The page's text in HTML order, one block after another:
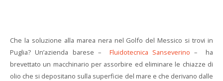
Che la soluzione alla marea nera nel Golfo del Messico si trovi in
Puglia? Un’azienda barese – Fluidotecnica Sanseverino – ha
brevettato un macchinario per assorbire ed eliminare le chiazze di
olio che si depositano sulla superficie del mare e che derivano dalle